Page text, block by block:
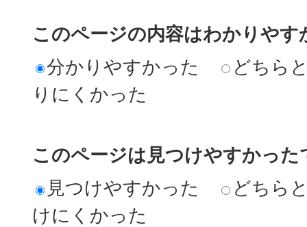
このページの内容はわかりやす
分かりやすかった
どちら
りにくかった
このページは見つけやすかった
見つけやすかった
どちら
けにくかった